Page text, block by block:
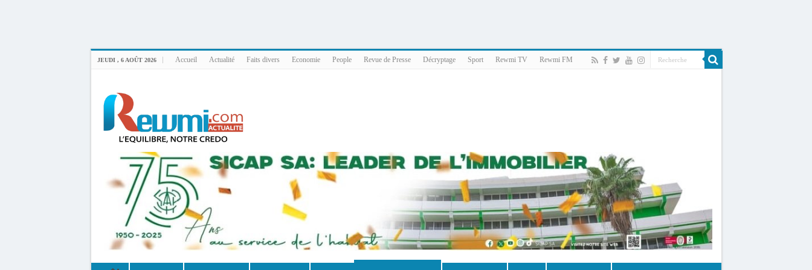
JEUDI , 6 AOÛT 2026 Accueil Actualité Faits divers Economie People Revue de Presse Décryptage Sport Rewmi TV Rewmi FM